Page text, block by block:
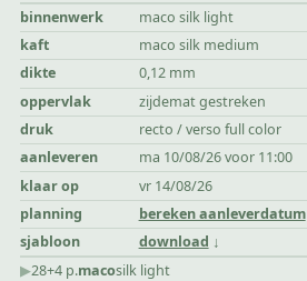
binnenwerk maco silk light
kaft
maco silk medium
dikte
0,12 mm
oppervlak
zijdemat gestreken
druk
recto / verso full color
aanleveren
ma 10/08/26 voor 11:00
klaar op
vr 14/08/26
planning
bereken aanleverdatum
sjabloon
download
▶︎28+4 p.macosilk light